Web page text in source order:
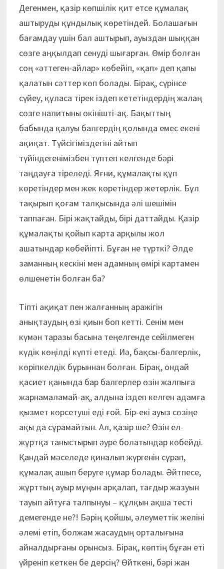
Дегенмен, қазір көпшілік қит етсе құмалақ
аштыруды құндылық көретіндей. Болашағын
бағамдау үшін бал аштырып, ауыздан шыққан
сөзге аңқылдап сенуді шығарған. Өмір болған
соң «әттеген-айлар» көбейіп, «қап» деп қапы
қалатын сәттер көп болады. Бірақ, сүрінсе
сүйеу, құласа тірек іздеп кететіндердің жалаң
сөзге налитыны өкінішті-ақ. Бақыттың
бабында қалуы балгердің қолында емес екені
ақиқат. Түйсігіміздегіні айтып
түйіндегенімізбен түптеп келгенде бәрі
таңдауға тіреледі. Яғни, құмалақты құп
көретіндер мен жек көретіндер жетерлік. Бұл
тақырып қоғам талқысында әлі шешімін
таппаған. Бірі жақтайды, бірі даттайды. Қазір
құмалақты қойып карта арқылы жол
ашатындар көбейіпті. Бұған не түрткі? Әлде
заманның кескіні мен адамның өмірі картамен
өлшенетін болған ба?
Тіпті ақиқат пен жалғанның аражігін
анықтаудың өзі қиын боп кетті. Сенім мен
күмән таразы басына теңелгенде сейілмеген
күдік көңілді күпті етеді. Иә, бақсы-балгерлік,
көріпкелдік бұрыннан болған. Бірақ, ондай
қасиет қанында бар балгерлер өзін жалпыға
жарнамаламай-ақ, алдына іздеп келген адамға
қызмет көрсетуші еді ғой. Бір-екі ауыз сөзіңе
ақы да сұрамайтын. Ал, қазір ше? Өзін ел-
жұртқа таныстырып әуре болатындар көбейді.
Қандай мәселеде қиналып жүргенін сұрап,
құмалақ ашып беруге құмар болады. Әйтпесе,
жұрттың ауыр мұңын арқалап, тағдыр жазуын
тауып айтуға талпынуы – құлқын ақша тесті
демегенде не?! Бәрің қойшы, әлеуметтік желіні
әлемі етіп, болжам жасаудың орталығына
айналдырғаны орынсыз. Бірақ, көптің бұған еті
үйреніп кеткен бе дерсің? Өйткені, бәрі жан